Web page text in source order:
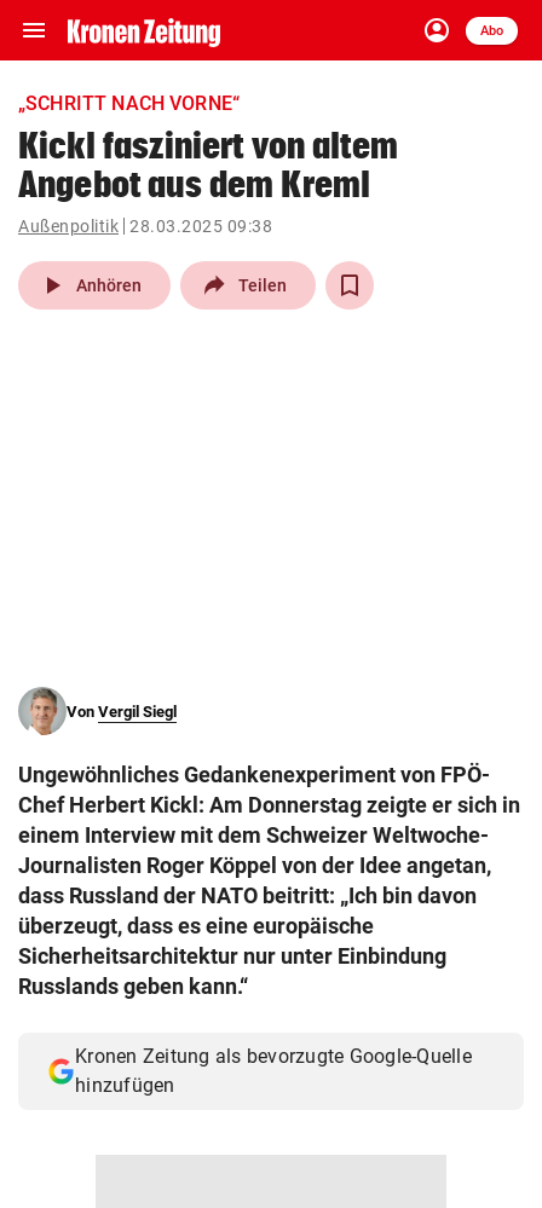
menu Navigation
ein-/ausklappen
account_circle
Anmelden
Abo
close Schließen
account_circle Anmelden
arrow_right
pin_drop
Wien arrow_right
„SCHRITT NACH VORNE“
Kickl fasziniert von altem
Angebot aus dem Kreml
Außenpolitik 28.03.2025 09:38
play_arrow Anhören Teilen
Von Vergil Siegl
Ungewöhnliches Gedankenexperiment von FPÖ-
Chef Herbert Kickl: Am Donnerstag zeigte er sich in
einem Interview mit dem Schweizer Weltwoche-
Journalisten Roger Köppel von der Idee angetan,
dass Russland der NATO beitritt: „Ich bin davon
überzeugt, dass es eine europäische
Sicherheitsarchitektur nur unter Einbindung
Russlands geben kann.“
Kronen Zeitung als bevorzugte Google-Quelle
hinzufügen